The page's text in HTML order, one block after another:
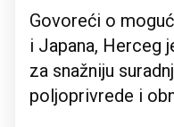
Govoreći o
i Japana, Herceg
za snažniju
poljoprivrede i